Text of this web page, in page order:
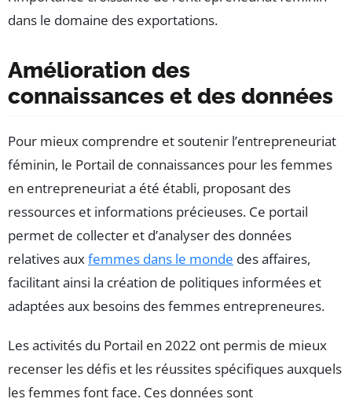
dans le domaine des exportations.
Amélioration des
connaissances et des données
Pour mieux comprendre et soutenir l’entrepreneuriat
féminin, le Portail de connaissances pour les femmes
en entrepreneuriat a été établi, proposant des
ressources et informations précieuses. Ce portail
permet de collecter et d’analyser des données
relatives auxfemmes dans le monde des affaires,
facilitant ainsi la création de politiques informées et
adaptées aux besoins des femmes entrepreneures.
Les activités du Portail en 2022 ont permis de mieux
recenser les défis et les réussites spécifiques auxquels
les femmes font face. Ces données sont